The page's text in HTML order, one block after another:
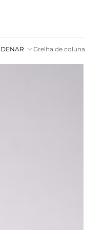
Grelha de coluna